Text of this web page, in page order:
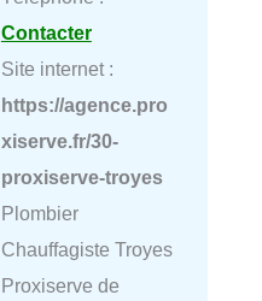
Contacter
Site internet :
https://agence.pro
xiserve.fr/30-
proxiserve-troyes
Plombier
Chauffagiste Troyes
Proxiserve de